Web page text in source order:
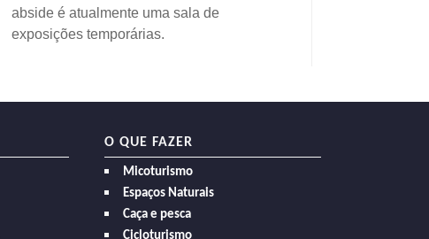
abside é atualmente uma sala de
exposições temporárias.
O QUE FAZER
Micoturismo
Espaços Naturais
Caça e pesca
Cicloturismo